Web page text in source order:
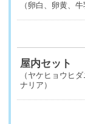
（卵白、卵黄、
屋内セット
（ヤケヒョウヒ
ナリア）